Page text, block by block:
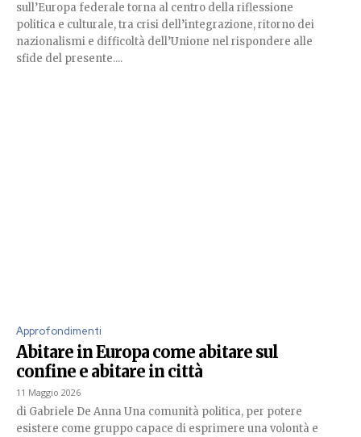
sull’Europa federale torna al centro della riflessione
politica e culturale, tra crisi dell’integrazione, ritorno dei
nazionalismi e difficoltà dell’Unione nel rispondere alle
sfide del presente....
Approfondimenti
Abitare in Europa come abitare sul
confine e abitare in città
11 Maggio 2026
di Gabriele De Anna Una comunità politica, per potere
esistere come gruppo capace di esprimere una volontà e